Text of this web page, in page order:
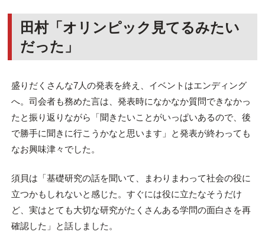
田村「オリンピック見てるみたい
だった」
盛りだくさんな7人の発表を終え、イベントはエンディング
へ。司会者も務めた言は、発表時になかなか質問できなかっ
たと振り返りながら「聞きたいことがいっぱいあるので、後
で勝手に聞きに行こうかなと思います」と発表が終わっても
なお興味津々でした。
須貝は「基礎研究の話を聞いて、まわりまわって社会の役に
立つかもしれないと感じた。すぐには役に立たなそうだけ
ど、実はとても大切な研究がたくさんある学問の面白さを再
確認した」と話しました。